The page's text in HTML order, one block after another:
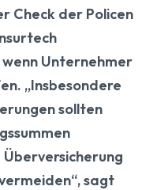
Check der Policen
wenn Unternehmer
„Insbesondere
sollten
sagt